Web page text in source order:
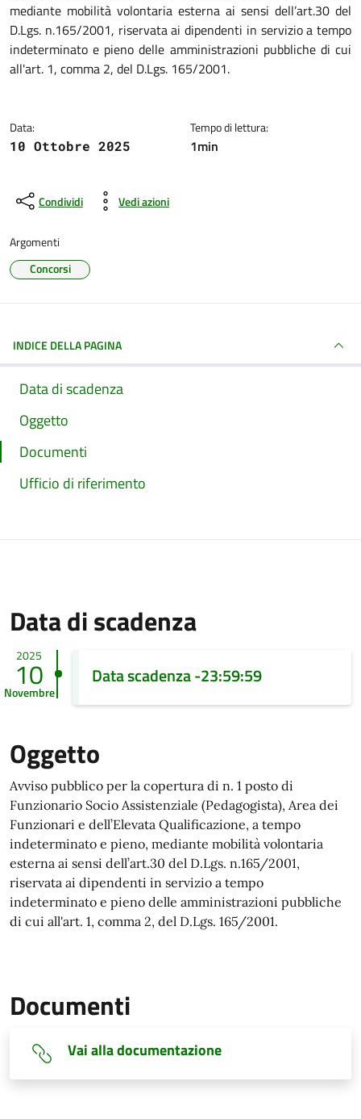
mediante mobilità volontaria esterna ai sensi dell’art.30 del
D.Lgs. n.165/2001, riservata ai dipendenti in servizio a tempo
indeterminato e pieno delle amministrazioni pubbliche di cui
all'art. 1, comma 2, del D.Lgs. 165/2001.
Data:
10 Ottobre 2025
Tempo di lettura:
1min
Condividi Vedi azioni
Argomenti
Concorsi
INDICE DELLA PAGINA
Data di scadenza
Oggetto
Documenti
Ufficio di riferimento
Data di scadenza
2025
10
Novembre
Data scadenza -23:59:59
Oggetto
Avviso pubblico per la copertura di n. 1 posto di
Funzionario Socio Assistenziale (Pedagogista), Area dei
Funzionari e dell’Elevata Qualificazione, a tempo
indeterminato e pieno, mediante mobilità volontaria
esterna ai sensi dell’art.30 del D.Lgs. n.165/2001,
riservata ai dipendenti in servizio a tempo
indeterminato e pieno delle amministrazioni pubbliche
di cui all'art. 1, comma 2, del D.Lgs. 165/2001.
Documenti
Vai alla documentazione